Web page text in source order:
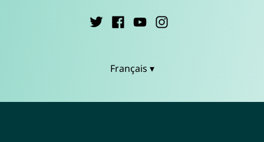
Français ▾